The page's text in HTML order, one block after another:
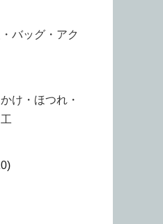
バッグ・アク
け・ほつれ・